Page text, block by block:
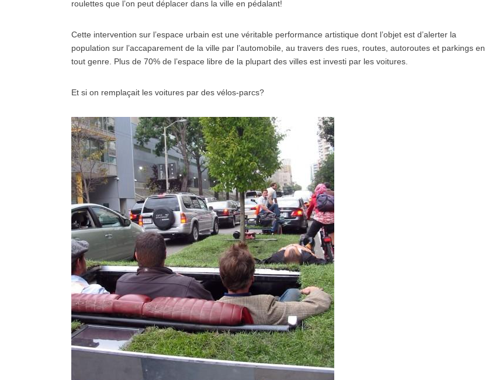
roulettes que l’on peut déplacer dans la ville en pédalant!
Cette intervention sur l’espace urbain est une véritable performance artistique dont l’objet est d’alerter la
population sur l’accaparement de la ville par l’automobile, au travers des rues, routes, autoroutes et parkings en
tout genre. Plus de 70% de l’espace libre de la plupart des villes est investi par les voitures.
Et si on remplaçait les voitures par des vélos-parcs?